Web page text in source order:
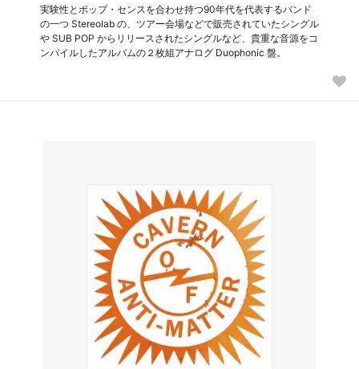
実験性とポップ・センスを合わせ持つ90年代を代表するバンド
の一つ Stereolab の、ツアー会場などで販売されていたシングル
や SUB POP からリリースされたシングルなど、貴重な音源をコ
ンパイルしたアルバムの２枚組アナログ Duophonic 盤。